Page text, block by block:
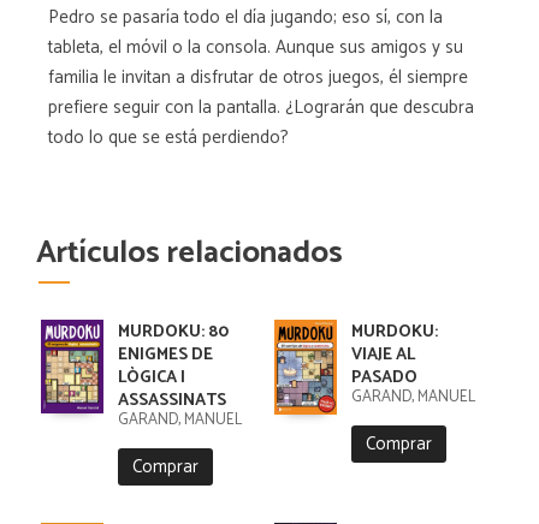
Pedro se pasaría todo el día jugando; eso sí, con la
tableta, el móvil o la consola. Aunque sus amigos y su
familia le invitan a disfrutar de otros juegos, él siempre
prefiere seguir con la pantalla. ¿Lograrán que descubra
todo lo que se está perdiendo?
Artículos relacionados
MURDOKU: 80
ENIGMES DE
LÒGICA I
ASSASSINATS
GARAND, MANUEL
Comprar
MURDOKU:
VIAJE AL
PASADO
GARAND, MANUEL
Comprar